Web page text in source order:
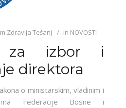
Zdravlja Tešanj in NOVOSTI
za izbor i
direktora
o ministarskim, vladinim i
Federacije Bosne i